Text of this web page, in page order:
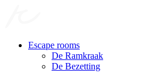
Escape rooms
De Ramkraak
De Bezetting